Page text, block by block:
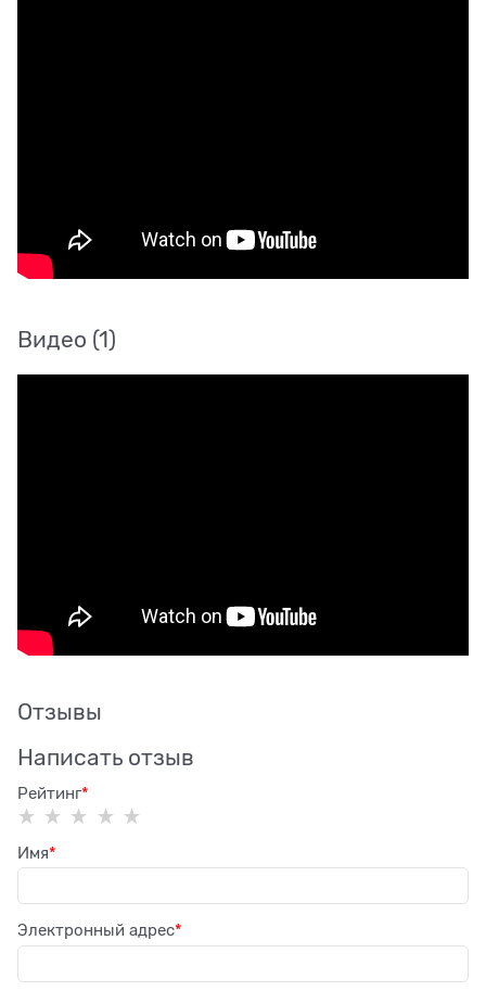
Видео (1)
Отзывы
Написать отзыв
Рейтинг
Имя
Электронный адрес